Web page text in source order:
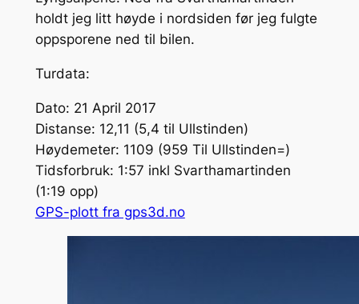
holdt jeg litt høyde i nordsiden før jeg fulgte
oppsporene ned til bilen.
Turdata:
Dato: 21 April 2017
Distanse: 12,11 (5,4 til Ullstinden)
Høydemeter: 1109 (959 Til Ullstinden=)
Tidsforbruk: 1:57 inkl Svarthamartinden
(1:19 opp)
GPS-plott fra gps3d.no